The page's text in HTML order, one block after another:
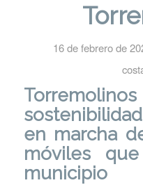
16 de febrero de
en marcha
móviles
municipio